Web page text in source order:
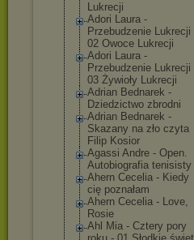
Lukrecji
Adori Laura -
Przebudzenie Lukrecji
02 Owoce Lukrecji
Adori Laura -
Przebudzenie Lukrecji
03 Żywioły Lukrecji
Adrian Bednarek -
Dziedzictwo zbrodni
Adrian Bednarek -
Skazany na zło czyta
Filip Kosior
Agassi Andre - Open.
Autobiografia tenisisty
Ahern Cecelia - Kiedy
cię poznałam
Ahern Cecelia - Love,
Rosie
Ahl Mia - Cztery pory